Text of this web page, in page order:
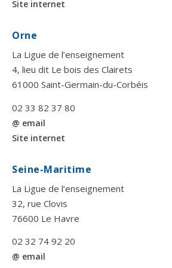
Site internet
Orne
La Ligue de l’enseignement
4, lieu dit Le bois des Clairets
61000 Saint-Germain-du-Corbéis
02 33 82 37 80
@ email
Site internet
Seine-Maritime
La Ligue de l’enseignement
32, rue Clovis
76600 Le Havre
02 32 74 92 20
@ email